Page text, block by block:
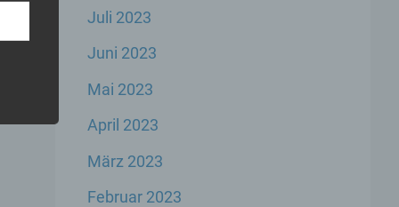
Juli 2023
Juni 2023
Mai 2023
April 2023
März 2023
Februar 2023